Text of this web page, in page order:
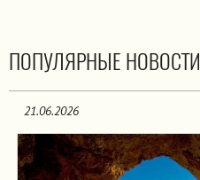
ПОПУЛЯРНЫЕ НОВОСТИ
21.06.2026